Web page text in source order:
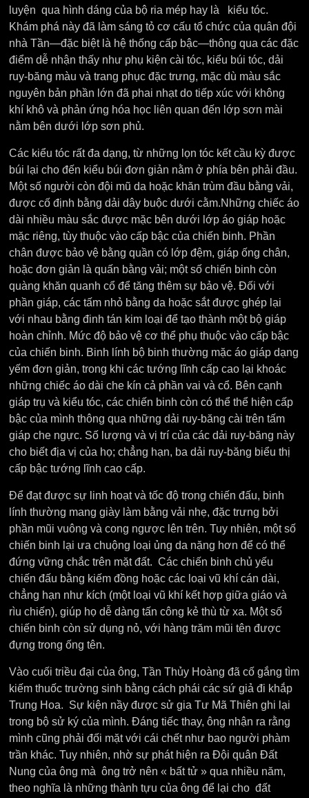
luyện qua hình dáng của bộ ria mép hay là kiểu tóc.
Khám phá này đã làm sáng tỏ cơ cấu tổ chức của quân đội
nhà Tần—đặc biệt là hệ thống cấp bậc—thông qua các đặc
điểm dễ nhận thấy như phụ kiện cài tóc, kiểu búi tóc, dải
ruy-băng màu và trang phục đặc trưng, ​​mặc dù màu sắc
nguyên bản phần lớn đã phai nhạt do tiếp xúc với không
khí khô và phản ứng hóa học liên quan đến lớp sơn mài
nằm bên dưới lớp sơn phủ.
Các kiểu tóc rất đa dạng, từ những lọn tóc kết cầu kỳ được
búi lại cho đến kiểu búi đơn giản nằm ở phía bên phải đầu.
Một số người còn đội mũ da hoặc khăn trùm đầu bằng vải,
được cố định bằng dải dây buộc dưới cằm.Những chiếc áo
dài nhiều màu sắc được mặc bên dưới lớp áo giáp hoặc
mặc riêng, tùy thuộc vào cấp bậc của chiến binh. Phần
chân được bảo vệ bằng quần có lớp đệm, giáp ống chân,
hoặc đơn giản là quấn bằng vải; một số chiến binh còn
quàng khăn quanh cổ để tăng thêm sự bảo vệ. Đối với
phần giáp, các tấm nhỏ bằng da hoặc sắt được ghép lại
với nhau bằng đinh tán kim loại để tạo thành một bộ giáp
hoàn chỉnh. Mức độ bảo vệ cơ thể phụ thuộc vào cấp bậc
của chiến binh. Binh lính bộ binh thường mặc áo giáp dạng
yếm đơn giản, trong khi các tướng lĩnh cấp cao lại khoác
những chiếc áo dài che kín cả phần vai và cổ. Bên cạnh
giáp trụ và kiểu tóc, các chiến binh còn có thể thể hiện cấp
bậc của mình thông qua những dải ruy-băng cài trên tấm
giáp che ngực. Số lượng và vị trí của các dải ruy-băng này
cho biết địa vị của họ; chẳng hạn, ba dải ruy-băng biểu thị
cấp bậc tướng lĩnh cao cấp.
Để đạt được sự linh hoạt và tốc độ trong chiến đấu, binh
lính thường mang giày làm bằng vải nhẹ, đặc trưng bởi
phần mũi vuông và cong ngược lên trên. Tuy nhiên, một số
chiến binh lại ưa chuộng loại ủng da nặng hơn để có thể
đứng vững chắc trên mặt đất.Các chiến binh chủ yếu
chiến đấu bằng kiếm đồng hoặc các loại vũ khí cán dài,
chẳng hạn như kích (một loại vũ khí kết hợp giữa giáo và
rìu chiến), giúp họ dễ dàng tấn công kẻ thù từ xa. Một số
chiến binh còn sử dụng nỏ, với hàng trăm mũi tên được
đựng trong ống tên.
Vào cuối triều đại của ông, Tần Thủy Hoàng đã cố gắng tìm
kiếm thuốc trường sinh bằng cách phái các sứ giả đi khắp
Trung Hoa. Sự kiện nầy được sử gia Tư Mã Thiên ghi lại
trong bộ sử ký của mình. Đáng tiếc thay, ông nhận ra rằng
mình cũng phải đối mặt với cái chết như bao người phàm
trần khác. Tuy nhiên, nhờ sự phát hiện ra Đội quân Đất
Nung của ông mà ông trở nên « bất tử » qua nhiều năm,
theo nghĩa là những thành tựu của ông để lại cho đất